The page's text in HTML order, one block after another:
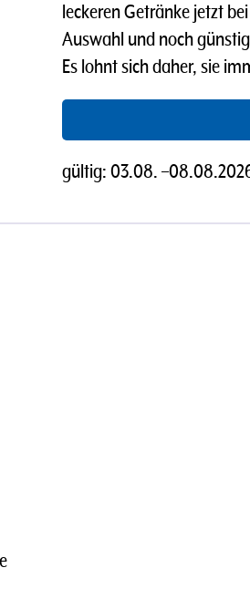
leckeren Getränke jetzt
Auswahl und noch
Es lohnt sich daher, sie
gültig: 03.08. –